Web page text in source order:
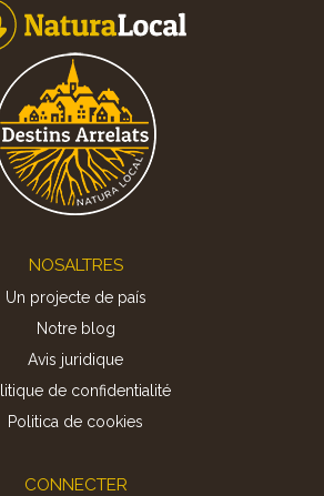
NOSALTRES
Un projecte de país
Notre blog
Avis juridique
de confidentialité
Politica de cookies
CONNECTER